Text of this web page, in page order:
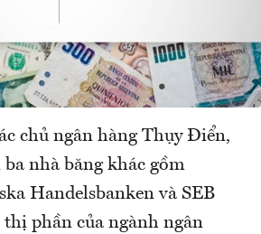
chủ ngân hàng Thụy Điển,
nhà băng khác gồm
Handelsbanken và SEB
phần của ngành ngân